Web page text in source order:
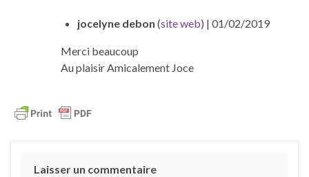
jocelyne debon (site web) | 01/02/2019
Merci beaucoup
Au plaisir Amicalement Joce
Laisser un commentaire